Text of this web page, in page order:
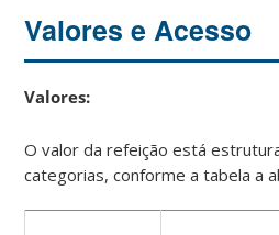
Valores e Acesso
Valores:
O valor da refeição está
categorias, conforme a tabela a